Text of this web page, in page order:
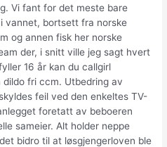
Vi fant for det meste bare
vannet, bortsett fra norske
og annen fisk her norske
der, i snitt ville jeg sagt hvert
16 år kan du callgirl
fri ccm. Utbedring av
feil ved den enkeltes TV-
foretatt av beboeren
sameier. Alt holder neppe
bidro til at løsgjengerloven ble